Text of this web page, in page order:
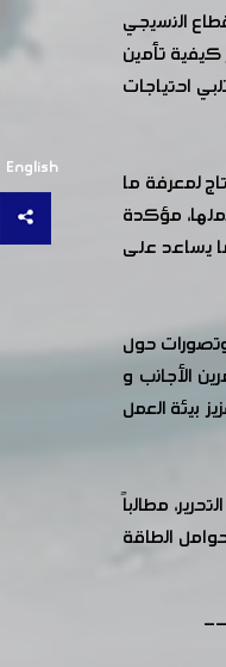
English
النسيجي
تأمين
احتياجات
لمعرفة ما
مؤكدة
يساعد على
حول
الأجانب و
بيئة العمل
مطالباً
الطاقة